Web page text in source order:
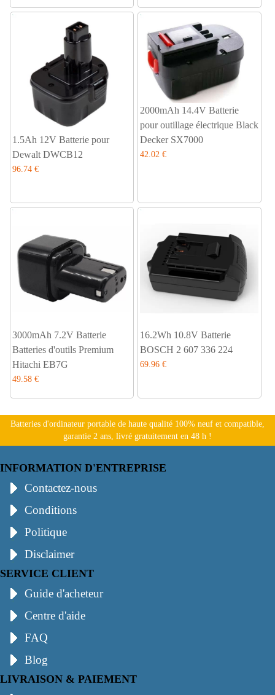
1.5Ah 12V Batterie pour
Dewalt DWCB12
96.74 €
2000mAh 14.4V Batterie
pour outillage électrique Black
Decker SX7000
42.02 €
3000mAh 7.2V Batterie
Batteries d'outils Premium
Hitachi EB7G
49.58 €
16.2Wh 10.8V Batterie
BOSCH 2 607 336 224
69.96 €
Batteries d'ordinateur portable de haute qualité 100% neuf et compatible,
garantie 2 ans, livré gratuitement en 48 h !
INFORMATION D'ENTREPRISE
Contactez-nous
Conditions
Politique
Disclaimer
SERVICE CLIENT
Guide d'acheteur
Centre d'aide
FAQ
Blog
LIVRAISON & PAIEMENT